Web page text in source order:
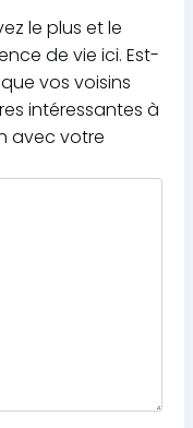
le plus et le
de vie ici. Est-
vos voisins
intéressantes à
avec votre